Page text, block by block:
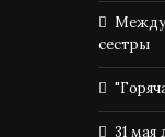
сестры
31 мая